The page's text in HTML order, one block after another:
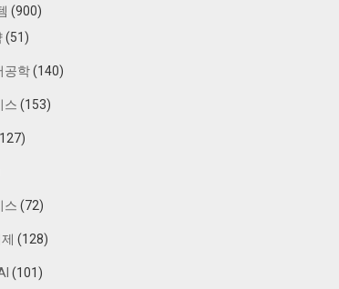
(900)
(51)
공학(140)
스 (153)
스 (72)
(128)
(101)